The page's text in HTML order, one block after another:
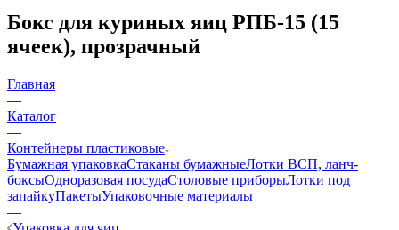
Бокс для куриных яиц РПБ-15 (15
ячеек), прозрачный
Главная
—
Каталог
—
Контейнеры пластиковые
Бумажная упаковкаСтаканы бумажныеЛотки ВСП, ланч-
боксыОдноразовая посудаСтоловые приборыЛотки под
запайкуПакетыУпаковочные материалы
—